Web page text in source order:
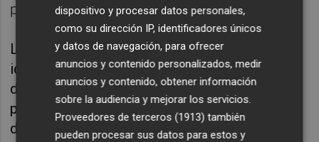
propietarios de la heredad.
La Guardia Civil indagó hasta conocer la
identidad del titular de la explotación quien,
después de ser informado, formuló denuncia
por la sustracción de cerca de 10 toneladas
de almendra de la variedad marcona.
dispositivo y procesar datos personales,
como su dirección IP, identificadores únicos
y datos de navegación, para ofrecer
anuncios y contenido personalizados, medir
anuncios y contenido, obtener información
sobre la audiencia y mejorar los servicios.
Proveedores de terceros (1913) también
pueden procesar sus datos para estos y